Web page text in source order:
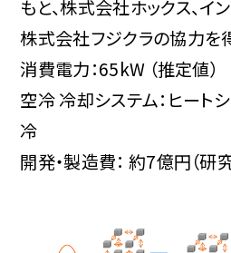
もと、株式会社ホックス、イ
株式会社フジクラの協力を
消費電力：65kW （推定値）
空冷 冷却システム：ヒート
冷
開発・製造費： 約7億円（研